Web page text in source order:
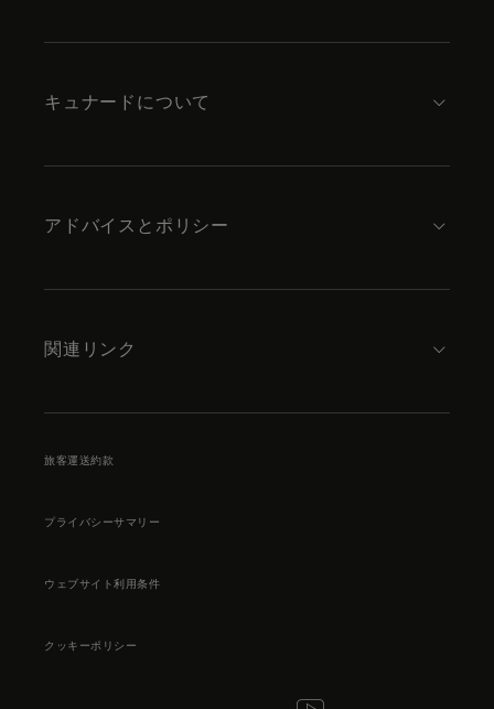
キュナードについて
アドバイスとポリシー
関連リンク
旅客運送約款
プライバシーサマリー
ウェブサイト利用条件
クッキーポリシー